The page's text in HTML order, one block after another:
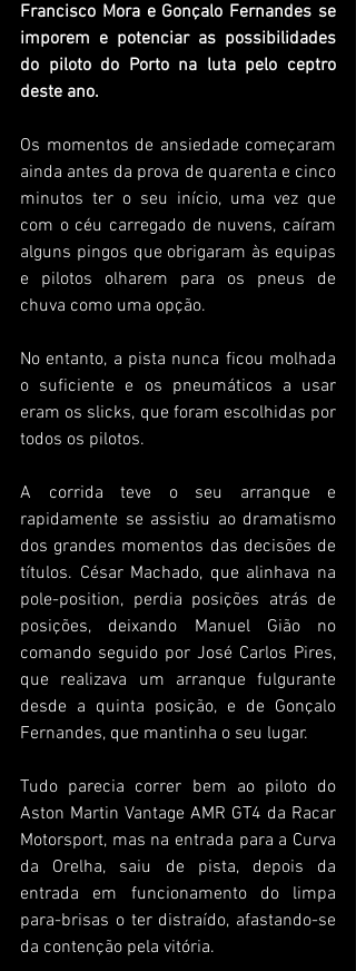
Francisco Mora e Gonçalo Fernandes se
imporem e potenciar as possibilidades
do piloto do Porto na luta pelo ceptro
deste ano.
Os momentos de ansiedade começaram
ainda antes da prova de quarenta e cinco
minutos ter o seu início, uma vez que
com o céu carregado de nuvens, caíram
alguns pingos que obrigaram às equipas
e pilotos olharem para os pneus de
chuva como uma opção.
No entanto, a pista nunca ficou molhada
o suficiente e os pneumáticos a usar
eram os slicks, que foram escolhidas por
todos os pilotos.
A corrida teve o seu arranque e
rapidamente se assistiu ao dramatismo
dos grandes momentos das decisões de
títulos. César Machado, que alinhava na
pole-position, perdia posições atrás de
posições, deixando Manuel Gião no
comando seguido por José Carlos Pires,
que realizava um arranque fulgurante
desde a quinta posição, e de Gonçalo
Fernandes, que mantinha o seu lugar.
Tudo parecia correr bem ao piloto do
Aston Martin Vantage AMR GT4 da Racar
Motorsport, mas na entrada para a Curva
da Orelha, saiu de pista, depois da
entrada em funcionamento do limpa
para-brisas o ter distraído, afastando-se
da contenção pela vitória.